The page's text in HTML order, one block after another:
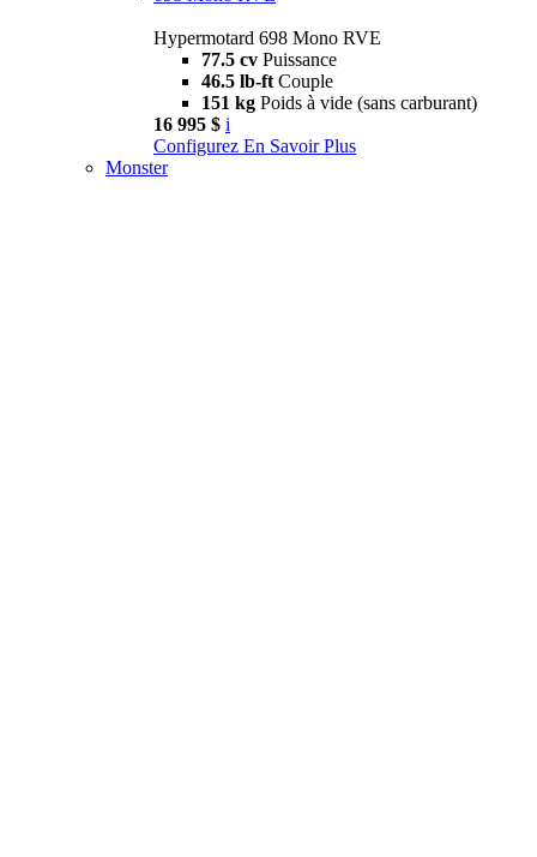
Hypermotard 698 Mono RVE
77.5 cv Puissance
46.5 lb-ft Couple
151 kg Poids à vide (sans carburant)
16 995 $ i
Configurez En Savoir Plus
Monster